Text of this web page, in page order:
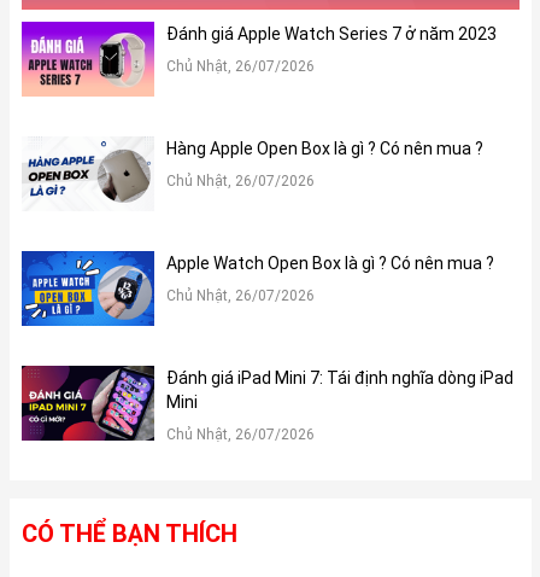
Đánh giá Apple Watch Series 7 ở năm 2023
Chủ Nhật, 26/07/2026
Hàng Apple Open Box là gì ? Có nên mua ?
Chủ Nhật, 26/07/2026
Apple Watch Open Box là gì ? Có nên mua ?
Chủ Nhật, 26/07/2026
Đánh giá iPad Mini 7: Tái định nghĩa dòng iPad
Mini
Chủ Nhật, 26/07/2026
CÓ THỂ BẠN THÍCH